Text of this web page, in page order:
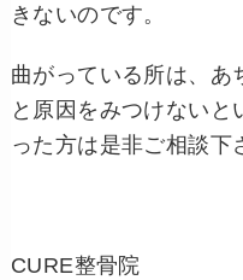
きないのです。
曲がっている所は、あ
と原因をみつけないと
った方は是非ご相談下
CURE整骨院